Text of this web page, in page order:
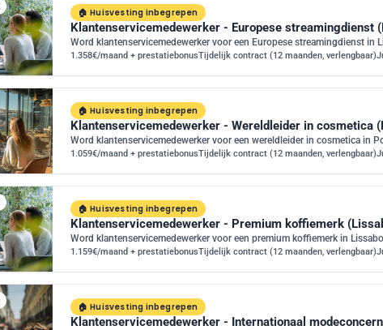
Huisvesting inbegrepen
Klantenservicemedewerker - Europese streamingdienst
Word klantenservicemedewerker voor een Europese streamingdienst in
1.358€/maand + prestatiebonusTijdelijk contract (12 maanden, verlengbaar)
Huisvesting inbegrepen
Klantenservicemedewerker - Wereldleider in cosmetica
Word klantenservicemedewerker voor een wereldleider in cosmetica in
1.059€/maand + prestatiebonusTijdelijk contract (12 maanden, verlengbaar)
Huisvesting inbegrepen
Klantenservicemedewerker - Premium koffiemerk
Word klantenservicemedewerker voor een premium koffiemerk in
1.159€/maand + prestatiebonusTijdelijk contract (12 maanden, verlengbaar)
Huisvesting inbegrepen
Klantenservicemedewerker - Internationaal